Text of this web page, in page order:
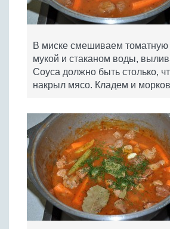
В миске смешиваем томатную
мукой и стаканом воды,
Соуса должно быть столько,
накрыл мясо. Кладем и